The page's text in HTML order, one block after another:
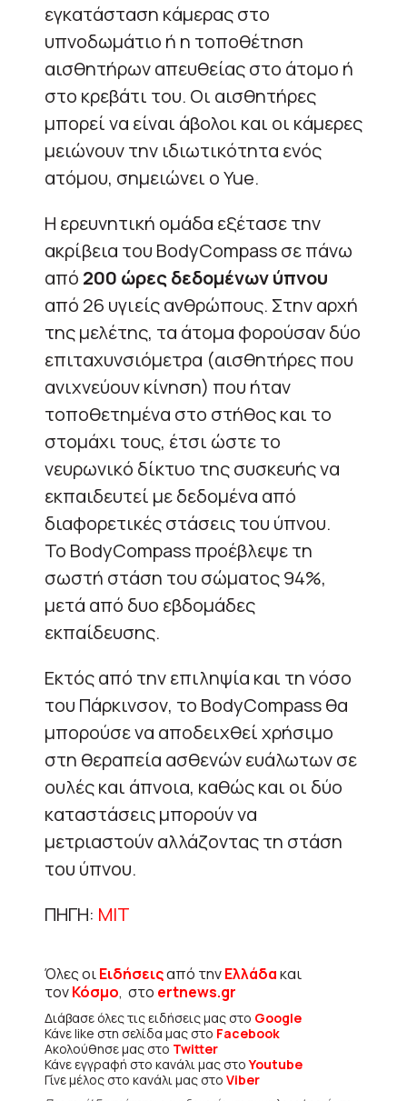
εγκατάσταση κάμερας στο
υπνοδωμάτιο ή η τοποθέτηση
αισθητήρων απευθείας στο άτομο ή
στο κρεβάτι του. Οι αισθητήρες
μπορεί να είναι άβολοι και οι κάμερες
μειώνουν την ιδιωτικότητα ενός
ατόμου, σημειώνει ο Yue.
Η ερευνητική ομάδα εξέτασε την
ακρίβεια του BodyCompassσε πάνω
από 200 ώρες δεδομένων ύπνου
από 26 υγιείς ανθρώπους. Στην αρχή
της μελέτης, τα άτομα φορούσαν δύο
επιταχυνσιόμετρα (αισθητήρες που
ανιχνεύουν κίνηση) που ήταν
τοποθετημένα στο στήθος και το
στομάχι τους, έτσι ώστε το
νευρωνικό δίκτυο της συσκευής να
εκπαιδευτεί με δεδομένα από
διαφορετικές στάσεις του ύπνου.
Το BodyCompassπροέβλεψε τη
σωστή στάση του σώματος 94%,
μετά από δυο εβδομάδες
εκπαίδευσης.
Εκτός από την επιληψία και τη νόσο
του Πάρκινσον, το BodyCompassθα
μπορούσε να αποδειχθεί χρήσιμο
στη θεραπεία ασθενών ευάλωτων σε
ουλές και άπνοια, καθώς και οι δύο
καταστάσεις μπορούν να
μετριαστούν αλλάζοντας τη στάση
του ύπνου.
ΠΗΓΗ: MIT
Όλες οιΕιδήσειςαπό τηνΕλλάδακαι
τονΚόσμο, στο ertnews.gr
Διάβασε όλες τις ειδήσεις μας στο Google
Κάνε like στη σελίδα μας στο Facebook
Ακολούθησε μας στο Twitter
Κάνε εγγραφή στο κανάλι μας στοYoutube
Γίνε μέλος στο κανάλι μας στο Viber